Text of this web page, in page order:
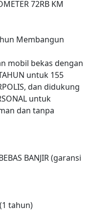
72RB KM
Membangun
mobil bekas dengan
untuk 155
dan didukung
untuk
dan tanpa
BANJIR (garansi
tahun)